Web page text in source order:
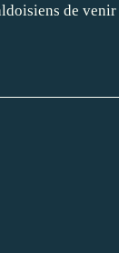
de venir